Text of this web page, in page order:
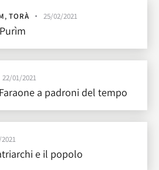
,TORÀ 25/02/2021
22/01/2021
a padroni del tempo
e il popolo